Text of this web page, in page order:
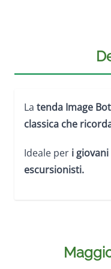
La tenda Image
classica che
Ideale per i
escursionisti.